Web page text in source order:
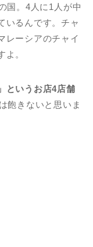
国。4人に1人が中
いるんです。チャ
レーシアのチャイ
。
というお店4店舗
飽きないと思いま